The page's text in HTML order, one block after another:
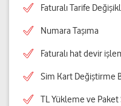
Faturalı Tarife
Numara Taşıma
Faturalı hat devir
Sim Kart Değiştirme
TL Yükleme ve Paket